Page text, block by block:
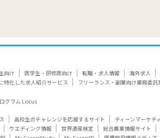
向け 医学生・研修医向け 転職・求人情報 海外求人
特化した求人紹介サービス フリーランス・副業向け業務委託
グラム Locus
高校生のチャレンジを応援するサイト ティーンマーケテ
ウエディング情報 世界遺産検定 総合農業情報サイト